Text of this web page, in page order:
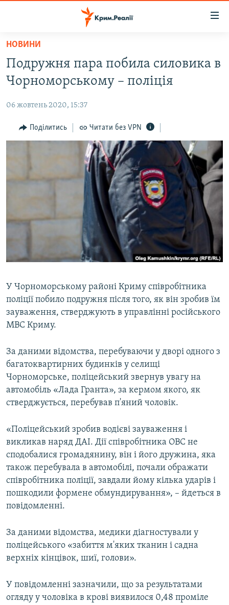
Перейти
основного
матеріалу
Перейти
до
навігації
Перейти
до
ВОДА.КРИМ
ВІДЕО ТА ФОТО
ПОЛІТИКА
БЛОГИ
ІНТЕРВ'Ю
ВСЕ ЗА ДЕНЬ
ДЕПОРТАЦІЯ
ВІДЕОУРОКИ «ELIFBE»
СВІДЧЕННЯ ОКУПАЦІЇ
ІНФОГРАФІКА
ЯК ОБІЙТИ БЛОКУВАННЯ
Qırımtatar
ДОЛУЧАЙСЯ!
НОВИНИ
Подружня пара побила силовика в
Чорноморському – поліція
06 жовтень 2020, 15:37
Поділитись Читати без VPN
У Чорноморському районі Криму співробітника
поліції побило подружня після того, як він зробив їм
зауваження, стверджують в управлінні російського
МВС Криму.
За даними відомства, перебуваючи у дворі одного з
багатоквартирних будинків у селищі
Чорноморське, поліцейський звернув увагу на
автомобіль «Лада Гранта», за кермом якого, як
стверджується, перебував п'яний чоловік.
«Поліцейський зробив водієві зауваження і
викликав наряд ДАІ. Дії співробітника ОВС не
сподобалися громадянину, він і його дружина, яка
також перебувала в автомобілі, почали ображати
співробітника поліції, завдали йому кілька ударів і
пошкодили формене обмундирування», – йдеться в
повідомленні.
За даними відомства, медики діагностували у
поліцейського «забиття м'яких тканин і садна
верхніх кінцівок, шиї, голови».
У повідомленні зазначили, що за результатами
огляду у чоловіка в крові виявилося 0,48 проміле